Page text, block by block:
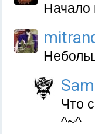
Начало
Что
^~^